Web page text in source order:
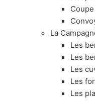
La
Les
Les
Les
Les
Les